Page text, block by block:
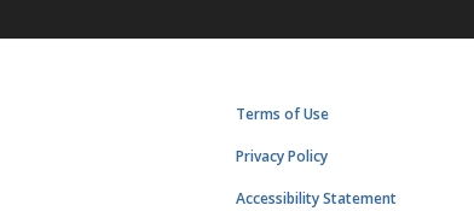
Terms of Use
Privacy Policy
Accessibility Statement